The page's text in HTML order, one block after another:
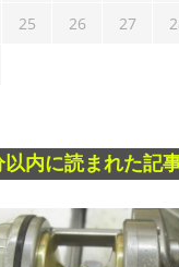
25 26 27
以内に読まれた記